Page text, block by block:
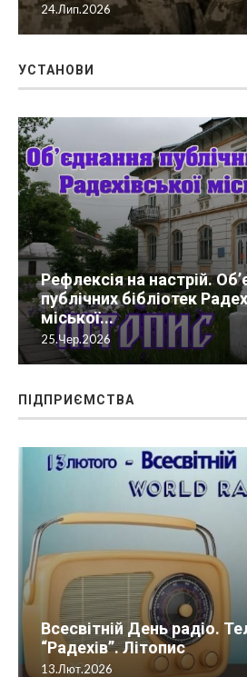
24.Лип.2026
УСТАНОВИ
Рефлексія на настрій.
публічних бібліотек
міської...
25.Чер.2026
ПІДПРИЄМСТВА
Всесвітній День радіо.
“Радехів”. Літопис
13.Лют.2026